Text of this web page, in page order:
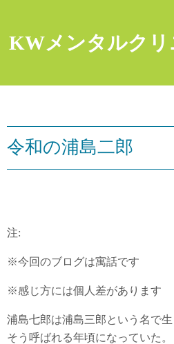
ッ
プ
KWメンタルク
令和の浦島二郎
注:
※今回のブログは寓話です
※感じ方には個人差があります
浦島七郎は浦島三郎という名で
そう呼ばれる年頃になっていた。